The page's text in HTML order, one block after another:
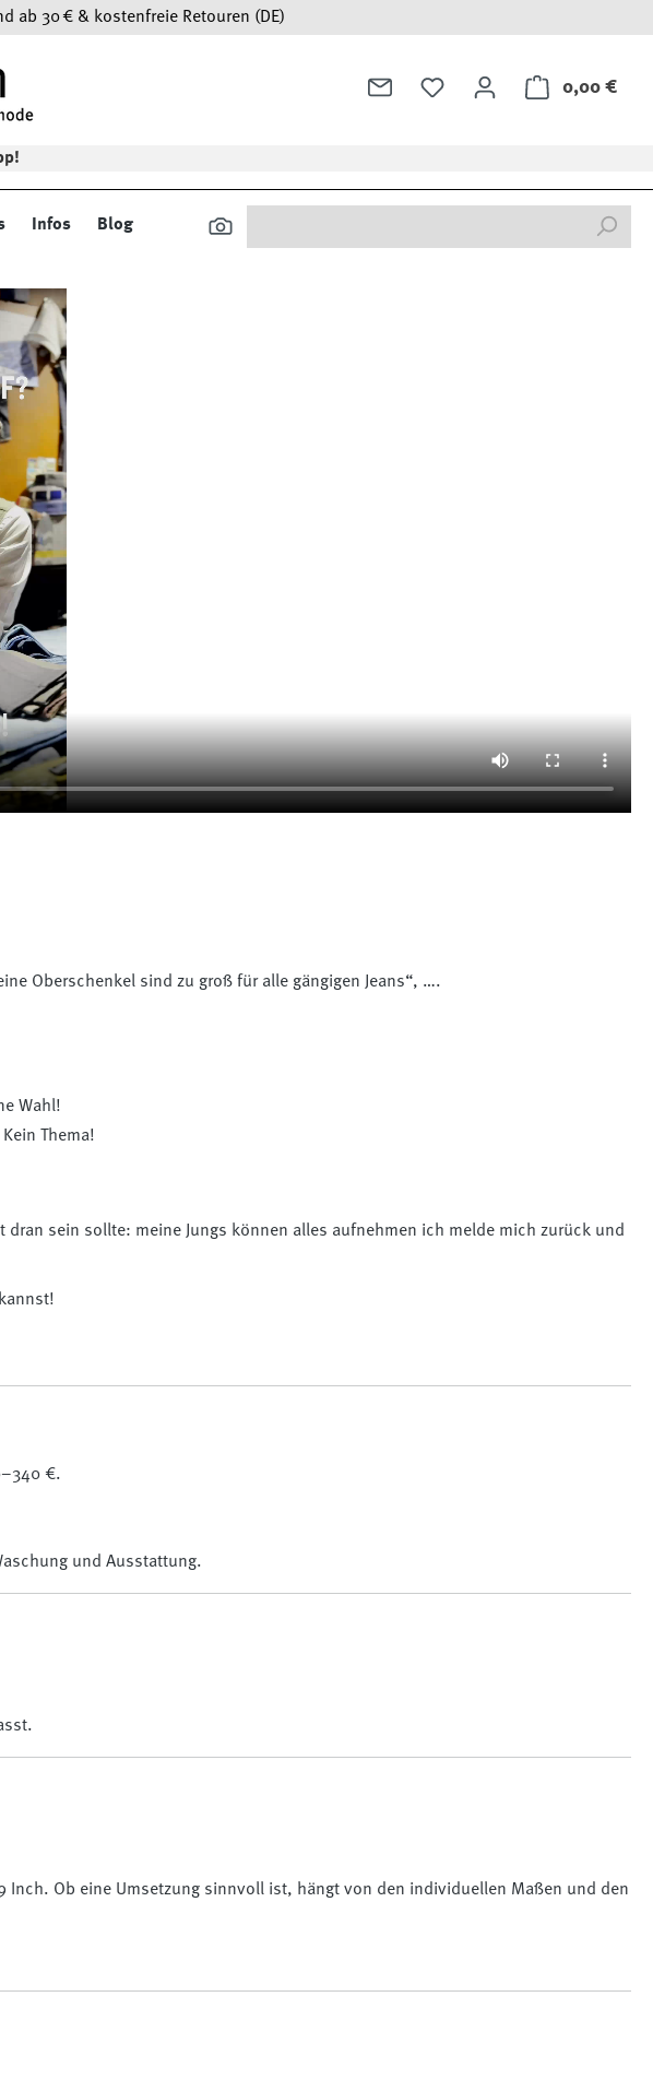
ab 30 € & kostenfreie Retouren (DE)
0,00 €
Infos Blog
Oberschenkel sind zu groß für alle gängigen Jeans“, ….
Wahl!
Thema!
sein sollte: meine Jungs können alles aufnehmen ich melde mich zurück und
€.
und Ausstattung.
Inch. Ob eine Umsetzung sinnvoll ist, hängt von den individuellen Maßen und den